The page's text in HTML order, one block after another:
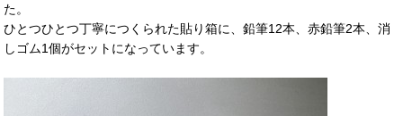
た。
ひとつひとつ丁寧につくられた貼り箱に、鉛筆12本、赤鉛筆2本、消
しゴム1個がセットになっています。